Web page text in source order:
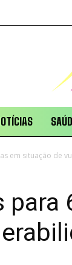
em situação de
para